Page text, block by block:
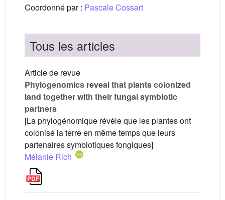
Coordonné par : Pascale Cossart
Tous les articles
Article de revue
Phylogenomics reveal that plants colonized
land together with their fungal symbiotic
partners
[La phylogénomique révèle que les plantes ont
colonisé la terre en même temps que leurs
partenaires symbiotiques fongiques]
Mélanie Rich